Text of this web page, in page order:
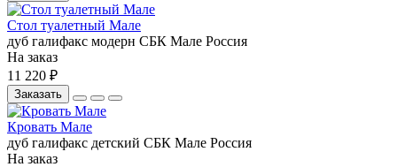
Стол туалетный Мале
дуб галифакс модерн СБК Мале Россия
На заказ
11 220 ₽
Заказать
Кровать Мале
дуб галифакс детский СБК Мале Россия
На заказ